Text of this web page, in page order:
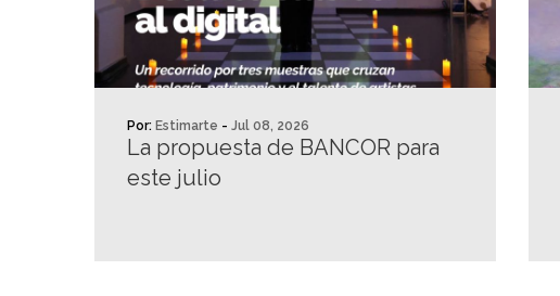
Por: Estimarte - Jul 08, 2026
La propuesta de BANCOR para
este julio